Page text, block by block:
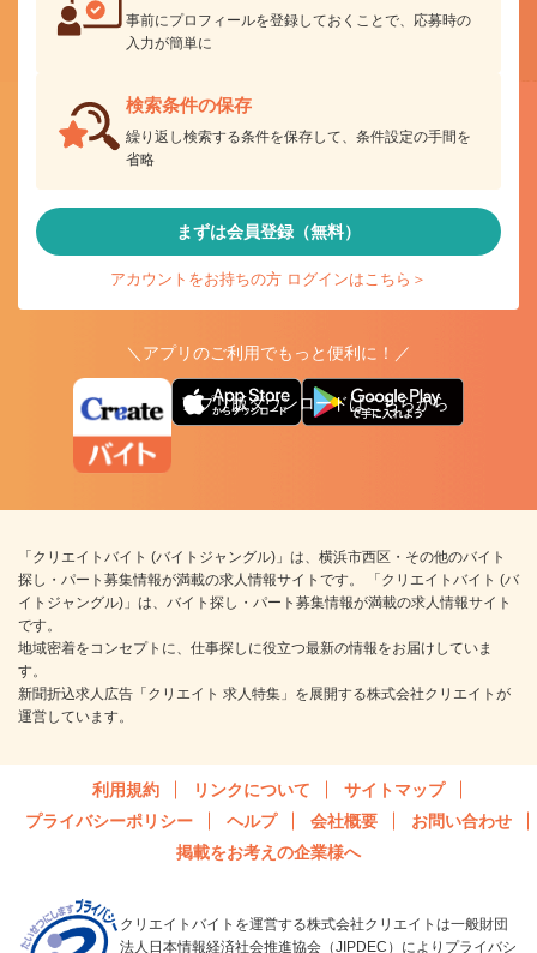
事前にプロフィールを登録しておくことで、応募時の
入力が簡単に
検索条件の保存
繰り返し検索する条件を保存して、条件設定の手間を
省略
まずは会員登録（無料）
アカウントをお持ちの方 ログインはこちら＞
＼アプリのご利用でもっと便利に！／
アプリ版ダウンロードはこちらから
「クリエイトバイト (バイトジャングル)」は、横浜市西区・その他のバイト
探し・パート募集情報が満載の求人情報サイトです。 「クリエイトバイト (バ
イトジャングル)」は、バイト探し・パート募集情報が満載の求人情報サイト
です。
地域密着をコンセプトに、仕事探しに役立つ最新の情報をお届けしていま
す。
新聞折込求人広告「クリエイト 求人特集」を展開する株式会社クリエイトが
運営しています。
利用規約 リンクについて
サイトマップ
プライバシーポリシー
ヘルプ 会社概要
お問い合わせ
掲載をお考えの企業様へ
クリエイトバイトを運営する株式会社クリエイトは一般財団
法人日本情報経済社会推進協会（JIPDEC）によりプライバシ